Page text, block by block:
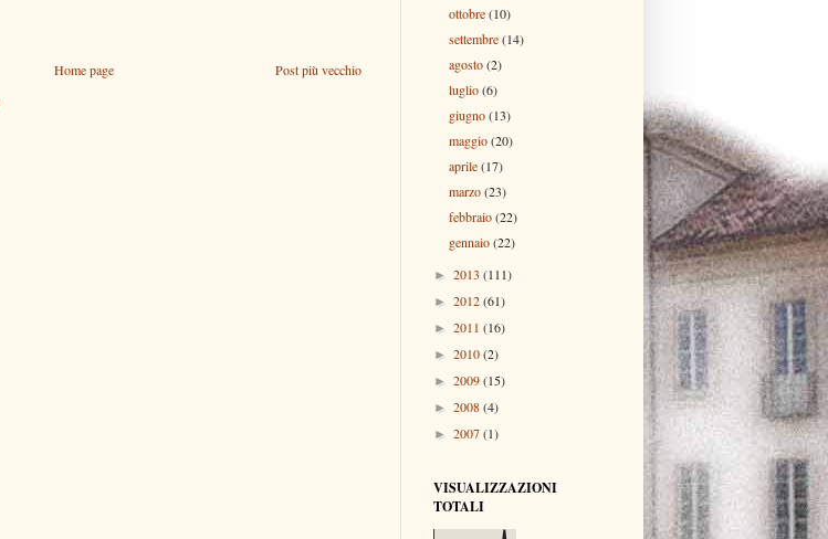
Post più vecchio
Home page
ottobre(10)
settembre(14)
agosto(2)
luglio(6)
giugno(13)
maggio(20)
aprile(17)
marzo(23)
febbraio(22)
gennaio(22)
► 2013 (111)
► 2012(61)
► 2011 (16)
► 2010(2)
► 2009(15)
► 2008(4)
► 2007(1)
VISUALIZZAZIONI
TOTALI